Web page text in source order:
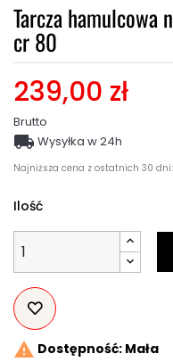
Tarcza hamulcowa
cr 80
239,00 zł
Brutto
Najniższa cena z ostatnich 30 dni:
 Wysyłka w 24h
Ilość
 Dostępność: Mała